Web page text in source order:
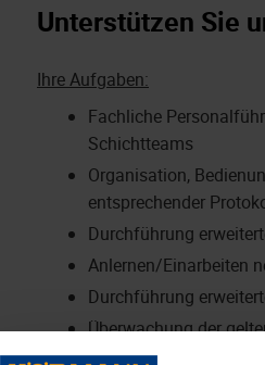
Unterstützen Sie
Ihre Aufgaben:
Fachliche
Schichtteams
Organisation,
entsprechender
Durchführung
Anlernen/Einarbeiten
Durchführung
Überwachung der